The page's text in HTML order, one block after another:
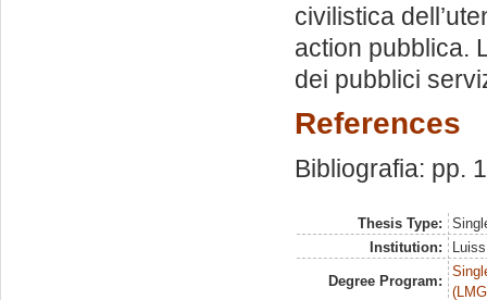
civilistica
action pubblica.
dei pubblici
References
Bibliografia: pp.
Thesis Type:
Institution:
Degree Program: